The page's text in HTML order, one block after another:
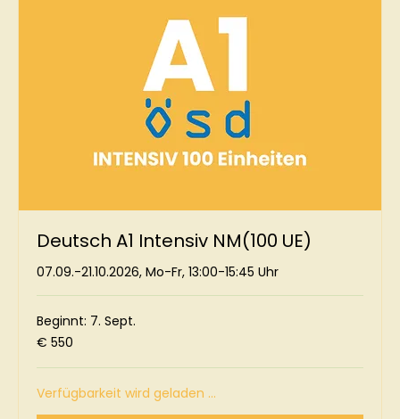
Deutsch A1 Intensiv NM(100 UE)
07.09.-21.10.2026, Mo-Fr, 13:00-15:45 Uhr
Beginnt: 7. Sept.
550
Euro
€ 550
Verfügbarkeit wird geladen ...